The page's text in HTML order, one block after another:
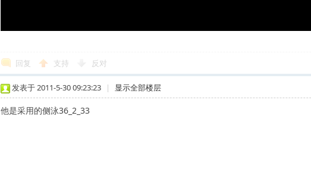
回复 支持 反对
发表于 2011-5-30 09:23:23 | 显示全部楼层
他是采用的侧泳36_2_33